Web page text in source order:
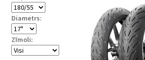
Diametrs:
Zīmoli: